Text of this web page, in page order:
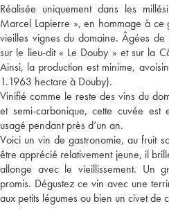
Réalisée uniquement dans les
Marcel Lapierre », en hommage à ce
vieilles vignes du domaine. Âgées
sur le lieu-dit « Le Douby » et sur la
Ainsi, la production est minime,
1.1963 hectare à Douby).
Vinifié comme le reste des vins du
et semi-carbonique, cette cuvée
usagé pendant près d’un an.
Voici un vin de gastronomie, au fruit
être apprécié relativement jeune, il
allonge avec le vieillissement. Un
promis. Dégustez ce vin avec une
aux petits légumes ou bien un civet de